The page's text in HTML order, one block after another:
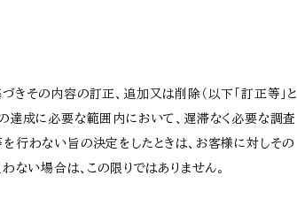
その内容の訂正、追加又は削除（以下「訂正等」と
達成に必要な範囲内において、遅滞なく必要な調査
行わない旨の決定をしたときは、お客様に対しその
ない場合は、この限りではありません。